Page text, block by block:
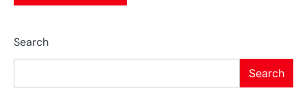
Search
Search